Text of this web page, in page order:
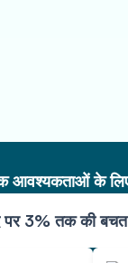
आवश्यकताओं के
पर 3% तक की बचत